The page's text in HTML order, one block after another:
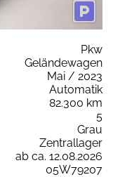
Pkw
Geländewagen
Mai / 2023
Automatik
82.300 km
5
Grau
Zentrallager
ab ca. 12.08.2026
05W79207